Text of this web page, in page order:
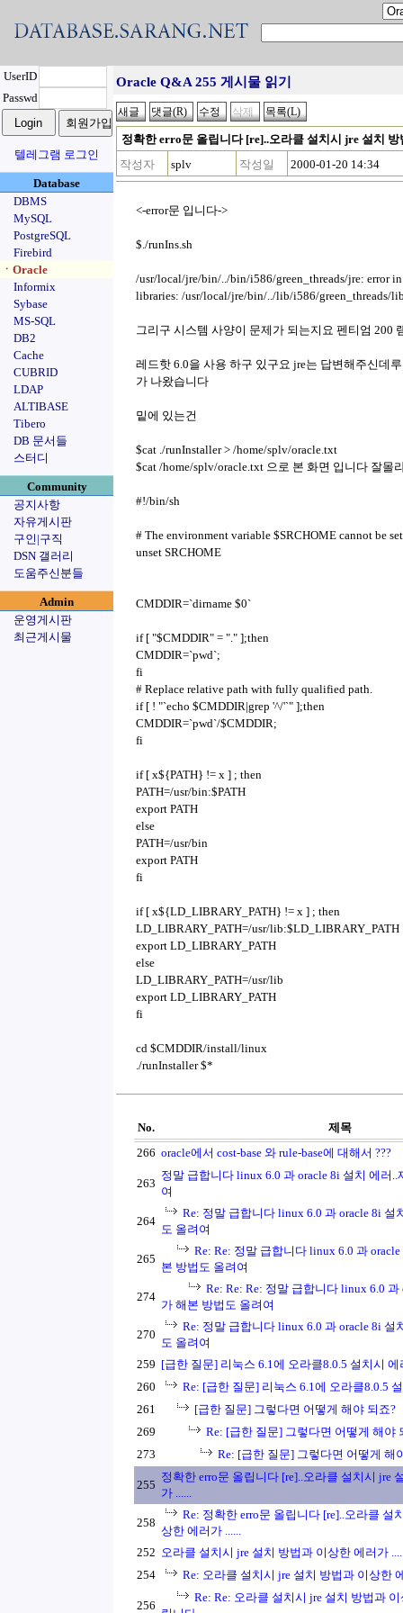
UserID
Passwd
텔레그램 로그인
Database
DBMS
MySQL
PostgreSQL
Firebird
ㆍOracle
Informix
Sybase
MS-SQL
DB2
Cache
CUBRID
LDAP
ALTIBASE
Tibero
DB 문서들
스터디
Community
공지사항
자유게시판
구인|구직
DSN 갤러리
도움주신분들
Admin
운영게시판
최근게시물
Oracle Q&A 255 게시물 읽기
정확한 erro문 올립니다 [re]..오라클 설치시 jre 설치 방
작성자
splv 작성일 2000-01-20 14:34
<-error문 입니다->
$./runIns.sh
/usr/local/jre/bin/../bin/i586/green_threads/jre: error
libraries: /usr/local/jre/bin/../lib/i586/green_threads/
그리구 시스템 사양이 문제가 되는지요 펜티엄 200
레드핫 6.0을 사용 하구 있구요 jre는 답변해주신데
가 나왔습니다
밑에 있는건
$cat ./runInstaller > /home/splv/oracle.txt
$cat /home/splv/oracle.txt 으로 본 화면 입니다 잘몰
#!/bin/sh
# The environment variable $SRCHOME cannot be
unset SRCHOME
CMDDIR=`dirname $0`
if [ "$CMDDIR" = "." ];then
CMDDIR=`pwd`;
fi
# Replace relative path with fully qualified path.
if [ ! "`echo $CMDDIR|grep '^/'`" ];then
CMDDIR=`pwd`/$CMDDIR;
fi
if [ x${PATH} != x ] ; then
PATH=/usr/bin:$PATH
export PATH
else
PATH=/usr/bin
export PATH
fi
if [ x${LD_LIBRARY_PATH} != x ] ; then
LD_LIBRARY_PATH=/usr/lib:$LD_LIBRARY_PATH
export LD_LIBRARY_PATH
else
LD_LIBRARY_PATH=/usr/lib
export LD_LIBRARY_PATH
fi
cd $CMDDIR/install/linux
./runInstaller $*
No.
제목
266 oracle에서 cost-base 와 rule-base에 대해서 ???
263
정말 급합니다 linux 6.0 과 oracle 8i 설치 에러
여
264
Re: 정말 급합니다 linux 6.0 과 oracle 8i 설
도 올려여
265
Re: Re: 정말 급합니다 linux 6.0 과
본 방법도 올려여
274
Re: Re: Re: 정말 급합니다 linux 6.0
가 해본 방법도 올려여
270
Re: 정말 급합니다 linux 6.0 과 oracle 8i 설
도 올려여
259 [급한 질문] 리눅스 6.1에 오라클8.0.5 설치시 에
260
Re: [급한 질문] 리눅스 6.1에 오라클8.0.5
261
[급한 질문] 그렇다면 어떻게 해야 되죠?
269
Re: [급한 질문] 그렇다면 어떻게 해야
273
Re: [급한 질문] 그렇다면 어떻게 해
255
정확한 erro문 올립니다 [re]..오라클 설치시 jre
가 ......
258
Re: 정확한 erro문 올립니다 [re]..오라클 설
상한 에러가 ......
252 오라클 설치시 jre 설치 방법과 이상한 에러가
254
Re: 오라클 설치시 jre 설치 방법과 이상한
256
Re: Re: 오라클 설치시 jre 설치 방법과